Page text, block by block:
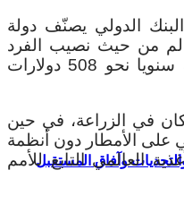
وآفاق المستقبل
الدولي يصنّف دولة
من حيث نصيب الفرد
من الدخل، الذي بلغ متوسطه سنويا نحو 508 دولارات
من السكان في الزراعة، في حين
على الأمطار دون أنظمة
العالمي التابع للأمم